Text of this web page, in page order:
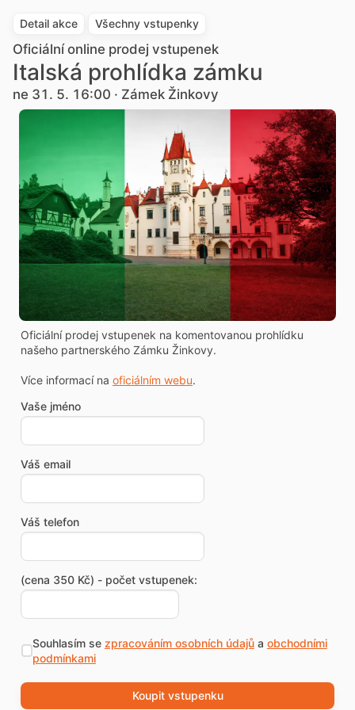
Detail akce Všechny vstupenky
Oficiální online prodej vstupenek
Italská prohlídka zámku
ne 31. 5. 16:00 · Zámek Žinkovy
Oficiální prodej vstupenek na komentovanou prohlídku
našeho partnerského Zámku Žinkovy.
Více informací na oficiálním webu.
Vaše jméno
Váš email
Váš telefon
(cena 350 Kč) - počet vstupenek:
Souhlasím se zpracováním osobních údajůa obchodními
podmínkami
Koupit vstupenku